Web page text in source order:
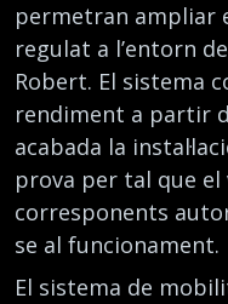
permetran ampliar
regulat a l’entorn
Robert. El sistema
rendiment a partir
acabada la
prova per tal que
corresponents
se al funcionament.
El sistema de